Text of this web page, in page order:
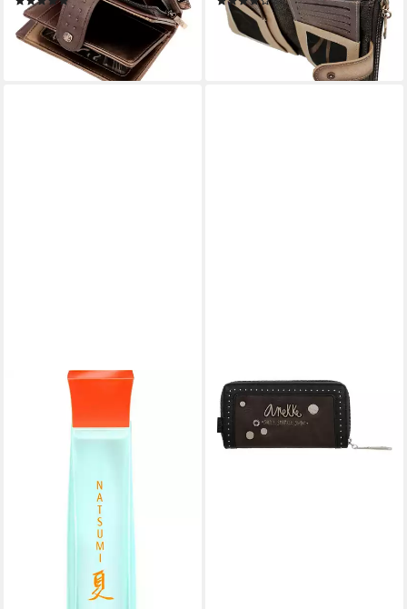
31,46 € UVP41,95 €
-25%
lieferbar - in 2-3 Werktagen bei dir
31,59 € UVP 39,95 €
-21%
lieferbar - in 2-3 Werktagen bei dir
ANNAYAKE
Eau de Toilette Natsumi,
Glasflakon, Parfüm EDT,
lieferbar - in 8-10 Werktagen bei